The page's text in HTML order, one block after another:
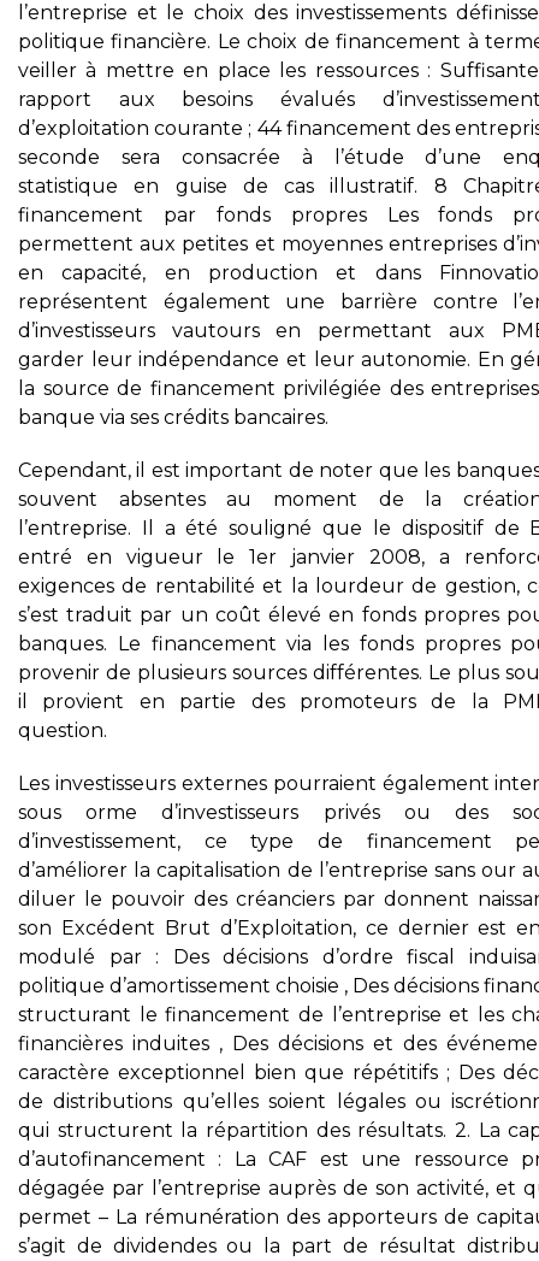
l’entreprise et le choix des investissements
politique financière. Le choix de financement à
veiller à mettre en place les ressources :
rapport aux besoins évalués
d’exploitation courante ; 44 financement des
seconde sera consacrée à l’étude d’une
statistique en guise de cas illustratif. 8
financement par fonds propres Les fonds
permettent aux petites et moyennes entreprises
en capacité, en production et dans
représentent également une barrière contre
d’investisseurs vautours en permettant aux
garder leur indépendance et leur autonomie. En
la source de financement privilégiée des
banque via ses crédits bancaires.
Cependant, il est important de noter que les
souvent absentes au moment de la
l’entreprise. Il a été souligné que le dispositif de
entré en vigueur le 1er janvier 2008, a
exigences de rentabilité et la lourdeur de gestion,
s’est traduit par un coût élevé en fonds propres
banques. Le financement via les fonds propres
provenir de plusieurs sources différentes. Le plus
il provient en partie des promoteurs de la
question.
Les investisseurs externes pourraient également
sous orme d’investisseurs privés ou des
d’investissement, ce type de financement
d’améliorer la capitalisation de l’entreprise sans our
diluer le pouvoir des créanciers par donnent
son Excédent Brut d’Exploitation, ce dernier est
modulé par : Des décisions d’ordre fiscal
politique d’amortissement choisie , Des décisions
structurant le financement de l’entreprise et les
financières induites , Des décisions et des
caractère exceptionnel bien que répétitifs ; Des
de distributions qu’elles soient légales ou
qui structurent la répartition des résultats. 2. La
d’autofinancement : La CAF est une ressource
dégagée par l’entreprise auprès de son activité, et
permet – La rémunération des apporteurs de
s’agit de dividendes ou la part de résultat